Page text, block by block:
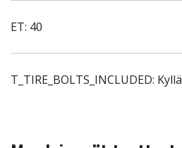
ET: 40
T_TIRE_BOLTS_INCLUDED: Kyllä